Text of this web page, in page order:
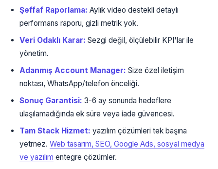
Şeffaf Raporlama: Aylık video destekli detaylı
performans raporu, gizli metrik yok.
Veri Odaklı Karar: Sezgi değil, ölçülebilir KPI'lar ile
yönetim.
Adanmış Account Manager: Size özel iletişim
noktası, WhatsApp/telefon önceliği.
Sonuç Garantisi: 3-6 ay sonunda hedeflere
ulaşılamadığında ek süre veya iade güvencesi.
Tam Stack Hizmet: yazılım çözümleri tek başına
yetmez. Web tasarım, SEO, Google Ads, sosyal medya
ve yazılım entegre çözümler.